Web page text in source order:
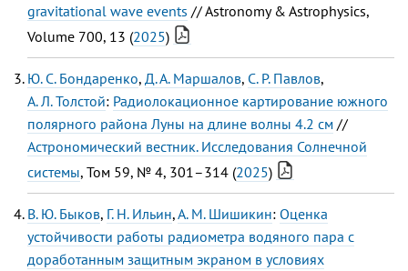
gravitational wave events // Astronomy & Astrophysics,
Volume 700, 13 (2025)
Ю. С. Бондаренко, Д. А. Маршалов, C. Р. Павлов,
А. Л. Толстой: Радиолокационное картирование южного
полярного района Луны на длине волны 4.2 см //
Астрономический вестник. Исследования Солнечной
системы, Том 59, № 4, 301–314 (2025)
В. Ю. Быков, Г. Н. Ильин,А. М. Шишикин: Оценка
устойчивости работы радиометра водяного пара с
доработанным защитным экраном в условиях